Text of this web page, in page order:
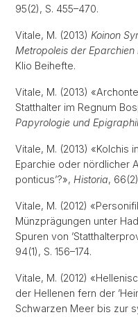
95(2), S. 455–470.
Vitale, M. (2013) Koinon
Metropoleis der
Klio Beihefte.
Vitale, M. (2013)
Statthalter im Regnum
Papyrologie und
Vitale, M. (2013) «Kolchis
Eparchie oder nördlicher
ponticus’?», Historia,
Vitale, M. (2012)
Münzprägungen unter
Spuren von
94(1), S. 156–174.
Vitale, M. (2012)
der Hellenen fern der
Schwarzen Meer bis zur